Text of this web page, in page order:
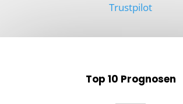
Trustpilot
Top 10 Prognosen